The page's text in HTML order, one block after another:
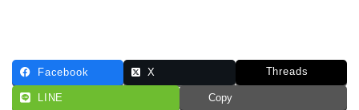
Facebook X Threads
LINE Copy